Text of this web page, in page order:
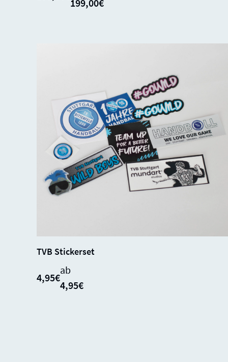
199,00€
OUT
TVB Stickerset
4,95€
ab
4,95€